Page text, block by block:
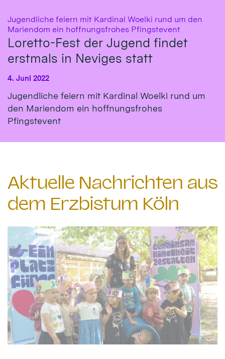
Jugendliche feiern mit Kardinal Woelki rund um den
Mariendom ein hoffnungsfrohes Pfingstevent:
Loretto-Fest der Jugend findet
erstmals in Neviges statt
4. Juni 2022
Jugendliche feiern mit Kardinal Woelki rund um
den Mariendom ein hoffnungsfrohes
Pfingstevent
Aktuelle Nachrichten aus
dem Erzbistum Köln